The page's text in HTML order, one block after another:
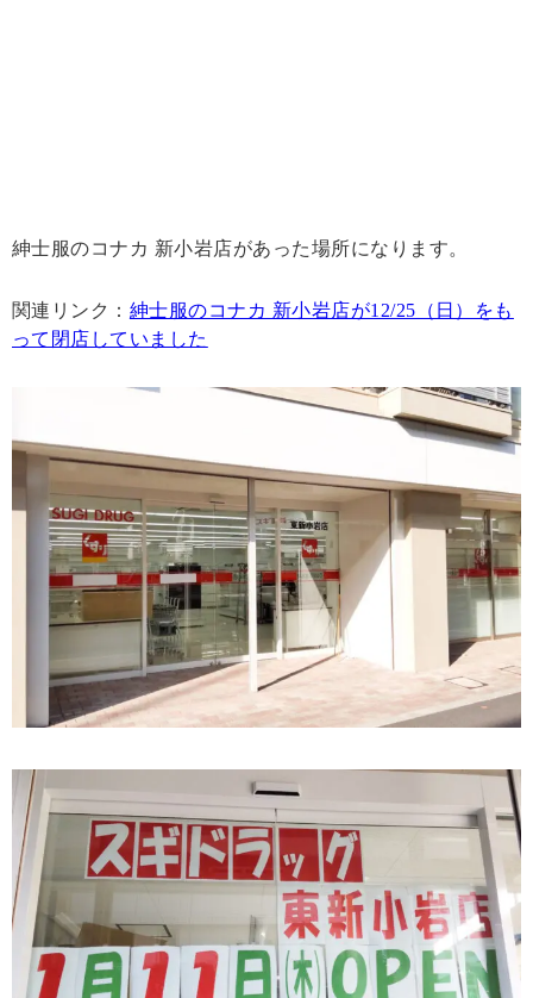
紳士服のコナカ 新小岩店があった場所になります。
関連リンク： 紳士服のコナカ 新小岩店が12/25（日）をも
って閉店していました